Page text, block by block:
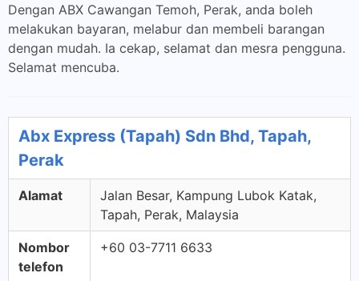
Dengan ABX Cawangan Temoh, Perak, anda boleh
melakukan bayaran, melabur dan membeli barangan
dengan mudah. Ia cekap, selamat dan mesra pengguna.
Selamat mencuba.
Abx Express (Tapah) Sdn Bhd, Tapah,
Perak
Alamat
Jalan Besar, Kampung Lubok Katak,
Tapah, Perak, Malaysia
Nombor
telefon
+60 03-7711 6633